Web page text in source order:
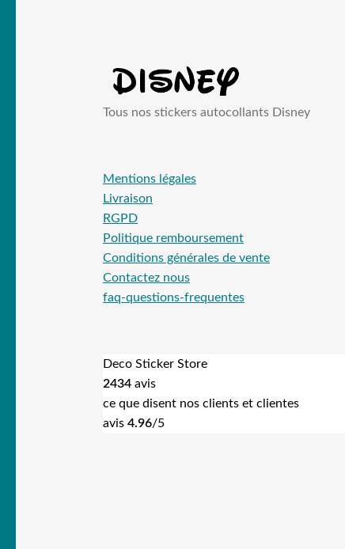
Tous nos stickers autocollants Disney
Mentions légales
Livraison
RGPD
Politique remboursement
Conditions générales de vente
Contactez nous
faq-questions-frequentes
Deco Sticker Store
2434 avis
ce que disent nos clients et clientes
avis4.96/5